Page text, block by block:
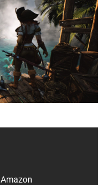
Amazon